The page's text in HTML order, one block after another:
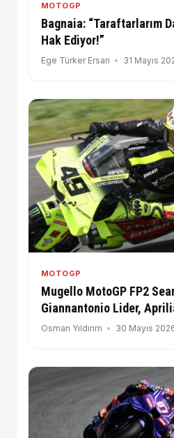
MOTOGP
Bagnaia: “Taraftarlarım
Hak Ediyor!”
Ege Türker Ersan 31 Mayıs
MOTOGP
Mugello MotoGP FP2
Giannantonio Lider,
Geldi! Toprak 20. Sırada
Osman Yıldırım 30 Mayıs